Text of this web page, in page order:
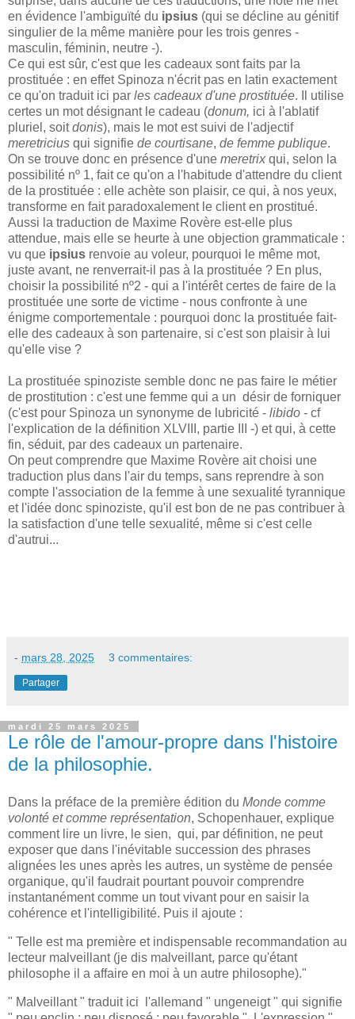
en évidence l'ambiguïté du ipsius (qui se décline au génitif
singulier de la même manière pour les trois genres -
masculin, féminin, neutre -).
Ce qui est sûr, c'est que les cadeaux sont faits par la
prostituée : en effet Spinoza n'écrit pas en latin exactement
ce qu'on traduit ici par les cadeaux d'une prostituée. Il utilise
certes un mot désignant le cadeau (donum, ici à l'ablatif
pluriel, soitdonis), mais le mot est suivi de l'adjectif
meretricius qui signifie de courtisane, de femme publique.
On se trouve donc en présence d'une meretrix qui, selon la
possibilité nº 1, fait ce qu'on a l'habitude d'attendre du client
de la prostituée : elle achète son plaisir, ce qui, à nos yeux,
transforme en fait paradoxalement le client en prostitué.
Aussi la traduction de Maxime Rovère est-elle plus
attendue, mais elle se heurte à une objection grammaticale :
vu que ipsius renvoie au voleur, pourquoi le même mot,
juste avant, ne renverrait-il pas à la prostituée ? En plus,
choisir la possibilité nº2 - qui a l'intérêt certes de faire de la
prostituée une sorte de victime - nous confronte à une
énigme comportementale : pourquoi donc la prostituée fait-
elle des cadeaux à son partenaire, si c'est son plaisir à lui
qu'elle vise ?
La prostituée spinoziste semble donc ne pas faire le métier
de prostitution : c'est une femme qui a un désir de forniquer
(c'est pour Spinoza un synonyme de lubricité - libido - cf
l'explication de la définition XLVIII, partie III -) et qui, à cette
fin, séduit, par des cadeaux un partenaire.
On peut comprendre que Maxime Rovère ait choisi une
traduction plus dans l'air du temps, sans reprendre à son
compte l'association de la femme à une sexualité tyrannique
et l'idée donc spinoziste, qu'il est bon de ne pas contribuer à
la satisfaction d'une telle sexualité, même si c'est celle
d'autrui...
- mars 28, 2025 3 commentaires:
Partager
mardi 25 mars 2025
Le rôle de l'amour-propre dans l'histoire
de la philosophie.
Dans la préface de la première édition du Monde comme
volonté et comme représentation, Schopenhauer, explique
comment lire un livre, le sien, qui, par définition, ne peut
exposer que dans l'inévitable succession des phrases
alignées les unes après les autres, un système de pensée
organique, qu'il faudrait pourtant pouvoir comprendre
instantanément comme un tout vivant pour en saisir la
cohérence et l'intelligibilité. Puis il ajoute :
" Telle est ma première et indispensable recommandation au
lecteur malveillant (je dis malveillant, parce qu'étant
philosophe il a affaire en moi à un autre philosophe)."
" Malveillant " traduit ici l'allemand " ungeneigt " qui signifie